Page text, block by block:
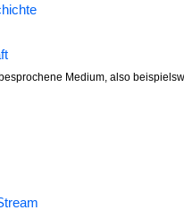
Medium, also